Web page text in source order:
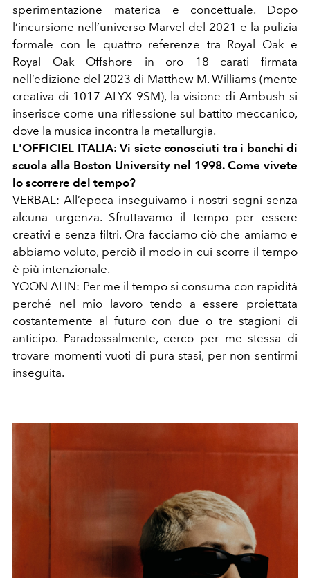
sperimentazione materica e concettuale. Dopo
l’incursione nell’universo Marvel del 2021 e la pulizia
formale con le quattro referenze tra Royal Oak e
Royal Oak Offshore in oro 18 carati firmata
nell’edizione del 2023 di Matthew M. Williams (mente
creativa di 1017 ALYX 9SM), la visione di Ambush si
inserisce come una riflessione sul battito meccanico,
dove la musica incontra la metallurgia.
L'OFFICIEL ITALIA: Vi siete conosciuti tra i banchi di
scuola alla Boston University nel 1998. Come vivete
lo scorrere del tempo?
VERBAL: All’epoca inseguivamo i nostri sogni senza
alcuna urgenza. Sfruttavamo il tempo per essere
creativi e senza filtri. Ora facciamo ciò che amiamo e
abbiamo voluto, perciò il modo in cui scorre il tempo
è più intenzionale.
YOON AHN: Per me il tempo si consuma con rapidità
perché nel mio lavoro tendo a essere proiettata
costantemente al futuro con due o tre stagioni di
anticipo. Paradossalmente, cerco per me stessa di
trovare momenti vuoti di pura stasi, per non sentirmi
inseguita.